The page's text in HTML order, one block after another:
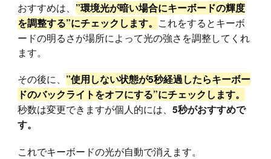
おすすめは、 ”環境光が暗い場合にキーボードの輝度
を調整する”にチェックします。 これをするとキーボ
ードの明るさが場所によって光の強さを調整してくれ
ます。
その後に、 ”使用しない状態が5秒経過したらキーボー
ドのバックライトをオフにする”にチェックします。
秒数は変更できますが個人的には、 5秒がおすすめで
す。
これでキーボードの光が自動で消えます。